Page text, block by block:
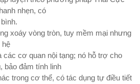
nhẹn, có
xoáy vòng tròn, tuy mềm mại nhưng
hệ
cơ quan nội tạng; nó hỗ trợ cho
bảo đảm tính linh
trong cơ thể, có tác dụng tự điều tiết